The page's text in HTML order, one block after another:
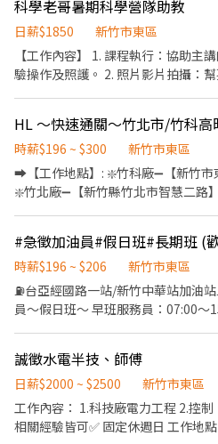
科學老哥暑期科學營隊助教
日薪$1850
新竹市東區
【工作內容】 1. 課程執行：協助主
驗操作及照護。 2. 照片影片拍攝：
作，營造良好的班級氣氛，並維持
始前需要配合參與3小時的營前培訓
中午安排午休。 【其他事項】 1. 須具備良民證 2. 活動地點 新竹教
室：新竹市東區關新路51號6樓 3.
mibextid=wwXIfr
時薪$196 ~ $300
新竹市東區
➡️【工作地點】: ❇️竹科廠➖【新竹市東區新安路】《高時薪專案》
❇️竹北廠➖【新竹縣竹北市智慧二路】《高時
薪 ❮ 日260/H、夜300/H ❯ 短期至6/23 ▬▬▬▬▬【職缺訊
▬▬▬▬▬ ✅上市櫃科技公司、AI技術
平日加班或不加班、或全配合加班
支/日借支 ▬▬▬▬▬【職缺重點】
資】: ＄260 ✳️【夜班】: 19:30 ~ 04:30 日班實習1~3週 ✴️【薪資】:
＄300 【休假制度】：週休六日（六日見紅休） 【休息制度】：上
下間休15分鐘、吃飯40分鐘 【用餐
餐；加班滿兩小時補助60，假日加
【發薪制度】：每月15號發薪❤️可
時薪$196 ~ $206
新竹市東區
⛽️台亞經國路一站/新竹中華站加油站⛽️ ～急徵服務員～專職洗
員～假日班～ 早班服務員：07:00～15:00 中班服務員：15:00～
經國路一站-新竹市經國路一段243
華路二段59號 工作內容簡單～有興趣麻煩私訊或底下留言給我～～
#二度就業 #兼職 #長期佳#（數名夥
誠徵水電半技、師傅
日薪$2000 ~ $2500
新竹市東區
工作內容： 1.科技廠電力工程 2.控制、設備、電力相關工程 有、無
相關經驗皆可✅ 固定休週日 工作地點： 新北、桃、竹、苗 新竹可搭